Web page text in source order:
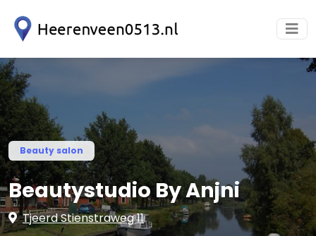
Beauty salon
Beautystudio By Anjni
Tjeerd Stienstraweg 11